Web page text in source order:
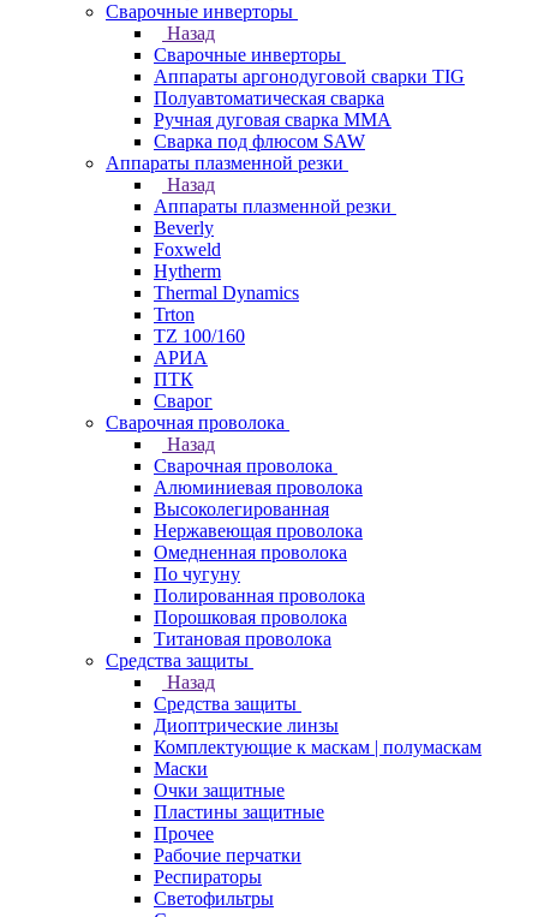
Сварочные инверторы
Назад
Сварочные инверторы
Аппараты аргонодуговой сварки TIG
Полуавтоматическая сварка
Ручная дуговая сварка MMA
Сварка под флюсом SAW
Аппараты плазменной резки
Назад
Аппараты плазменной резки
Beverly
Foxweld
Hytherm
Thermal Dynamics
Trton
TZ 100/160
АРИА
ПТК
Сварог
Сварочная проволока
Назад
Сварочная проволока
Алюминиевая проволока
Высоколегированная
Нержавеющая проволока
Омедненная проволока
По чугуну
Полированная проволока
Порошковая проволока
Титановая проволока
Средства защиты
Назад
Средства защиты
Диоптрические линзы
Комплектующие к маскам | полумаскам
Маски
Очки защитные
Пластины защитные
Прочее
Рабочие перчатки
Респираторы
Светофильтры